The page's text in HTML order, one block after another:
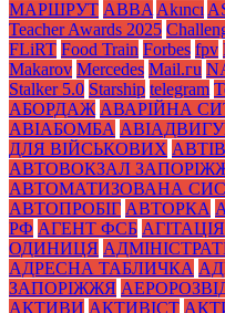
МАРШРУТ ABBA Akıncı
Teacher Awards 2025
FLiRT Food Train Forbes fpv
Makarov Mercedes Mаil.гu
Stalker 5.0 Starship telegram
АБОРДАЖ АВАРІЙНА
АВІАБОМБА
ДЛЯ ВІЙСЬКОВИХ
АВТОВОКЗАЛ
АВТОМАТИЗОВАНА
АВТОПРОБІГ АВТОРКА
РФ АГЕНТ ФСБ АГІТАЦІЯ
ОДИНИЦЯ
АДРЕСНА ТАБЛИЧКА
ЗАПОРІЖЖЯ
АКТИВИ АКТИВІСТ